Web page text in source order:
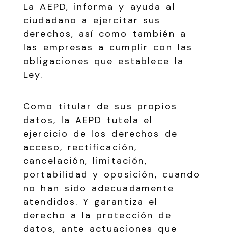
La AEPD, informa y ayuda al
ciudadano a ejercitar sus
derechos, así como también a
las empresas a cumplir con las
obligaciones que establece la
Ley.
Como titular de sus propios
datos, la AEPD tutela el
ejercicio de los derechos de
acceso, rectificación,
cancelación, limitación,
portabilidad y oposición, cuando
no han sido adecuadamente
atendidos. Y garantiza el
derecho a la protección de
datos, ante actuaciones que